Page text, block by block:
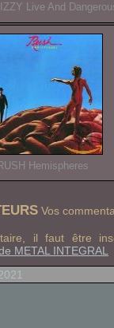
Live And
Hemispheres
Vos
il faut être
METAL INTEGRAL